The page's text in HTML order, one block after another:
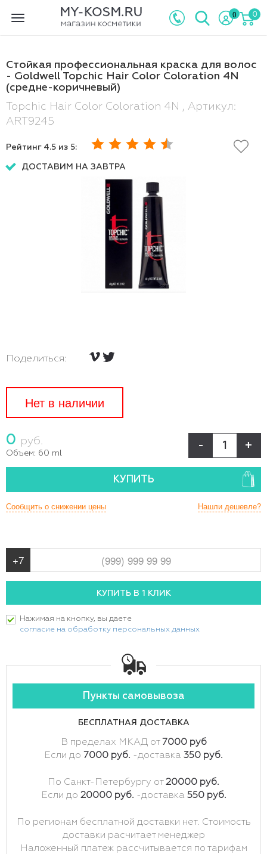
Toggle
0 0
Стойкая профессиональная краска для волос
- Goldwell Topchic Hair Color Coloration 4N
(средне-коричневый)
Topchic Hair Color Coloration 4N , Артикул:
ART9245
Рейтинг 4.5 из 5:
ДОСТАВИМ НА ЗАВТРА
Поделиться:
Нет в наличии
0 руб.
Объем: 60 ml
- +
КУПИТЬ
Нашли дешевле?
Сообщить о снижении цены
Нажимая на кнопку, вы даете
согласие на обработку персональных данных
Пункты самовывоза
БЕСПЛАТНАЯ ДОСТАВКА
В пределах МКАД от 7000 руб
Если до 7000 руб. -доставка 350 руб.
По Санкт-Петербургу от20000 руб.
Если до 20000 руб. -доставка 550 руб.
По регионам бесплатной доставки нет. Стоимость
доставки расчитает менеджер
Наложенный платеж рассчитывается по тарифам